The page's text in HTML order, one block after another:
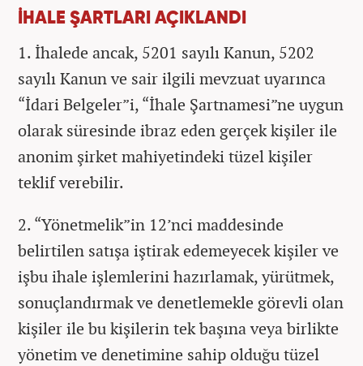
İHALE ŞARTLARI AÇIKLANDI
1. İhalede ancak, 5201 sayılı Kanun, 5202
sayılı Kanun ve sair ilgili mevzuat uyarınca
“İdari Belgeler”i, “İhale Şartnamesi”ne uygun
olarak süresinde ibraz eden gerçek kişiler ile
anonim şirket mahiyetindeki tüzel kişiler
teklif verebilir.
2. “Yönetmelik”in 12’nci maddesinde
belirtilen satışa iştirak edemeyecek kişiler ve
işbu ihale işlemlerini hazırlamak, yürütmek,
sonuçlandırmak ve denetlemekle görevli olan
kişiler ile bu kişilerin tek başına veya birlikte
yönetim ve denetimine sahip olduğu tüzel